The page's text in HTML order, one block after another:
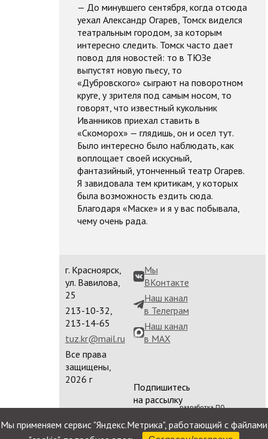
— До минувшего сентября, когда отсюда
уехал Александр Огарев, Томск виделся
театральным городом, за которым
интересно следить. Томск часто дает
повод для новостей: то в ТЮЗе
выпустят новую пьесу, то
«Дубровского» сыграют на поворотном
круге, у зрителя под самым носом, то
говорят, что известный кукольник
Иванников приехал ставить в
«Скоморох» — глядишь, он и осел тут.
Было интересно было наблюдать, как
воплощает своей искусный,
фантазийный, утонченный театр Огарев.
Я завидовала тем критикам, у которых
была возможность ездить сюда.
Благодаря «Маске» и я у вас побывала,
чему очень рада.
г. Красноярск,
ул. Вавилова,
25
213-10-32,
213-14-65
tuz.kr@mail.ru
Все права
защищены,
2026 г
Мы
ВКонтакте
Наш канал
в Телеграм
Наш канал
в MAX
Подпишитесь
на рассылку
разработка ПО
сайта
Мы применяем сервис "Яндекс.Метрика", работающий с файлами